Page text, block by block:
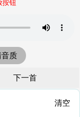
按钮
质
下一首
清空